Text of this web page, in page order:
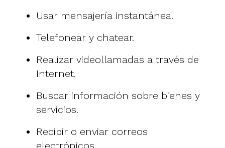
Usar mensajería instantánea.
Telefonear y chatear.
Realizar videollamadas a través de
Internet.
Buscar información sobre bienes y
servicios.
Recibir o enviar correos
electrónicos.